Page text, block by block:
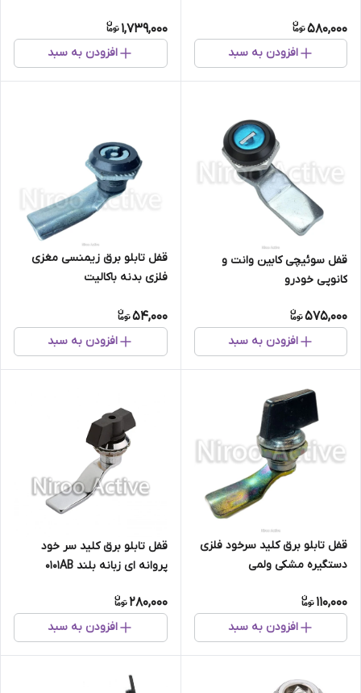
580,000
افزودن به سبد
1,739,000
افزودن به سبد
قفل سوئیچی کابین وانت و
کانوپی خودرو
575,000
افزودن به سبد
قفل تابلو برق زیمنسی مغزی
فلزی بدنه باکالیت
54,000
افزودن به سبد
قفل تابلو برق کلید سرخود فلزی
دستگیره مشکی ولمی
110,000
افزودن به سبد
قفل تابلو برق کلید سر خود
پروانه ای زبانه بلند ۰۱۰۱AB
280,000
افزودن به سبد